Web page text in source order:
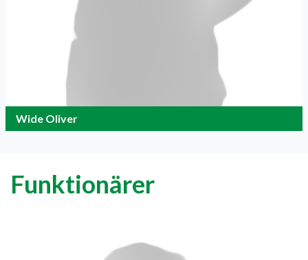
Wide Oliver
Funktionärer